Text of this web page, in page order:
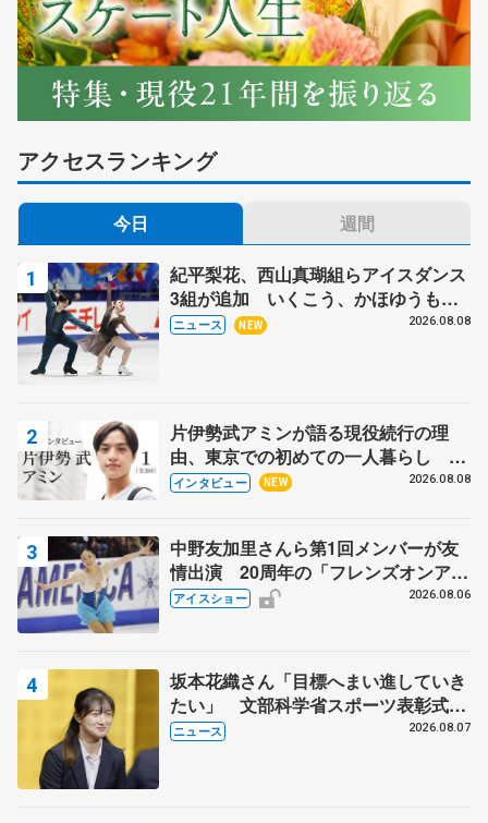
アクセスランキング
今日 週間
紀平梨花、西山真瑚組らアイスダンス
3組が追加 いくこう、かほゆうも、
木下グループ杯
ニュース NEW 2026.08.08
片伊勢武アミンが語る現役続行の理
由、東京での初めての一人暮らし 注
目スケーターの「今」に迫る
インタビュー NEW 2026.08.08
中野友加里さんら第1回メンバーが友
情出演 20周年の「フレンズオンアイ
ス」 宮本賢二さん、有川梨絵さん、
アイスショー 2026.08.06
坂本花織さん「目標へまい進していき
たい」 文部科学省スポーツ表彰式で
代表謝辞
ニュース 2026.08.07